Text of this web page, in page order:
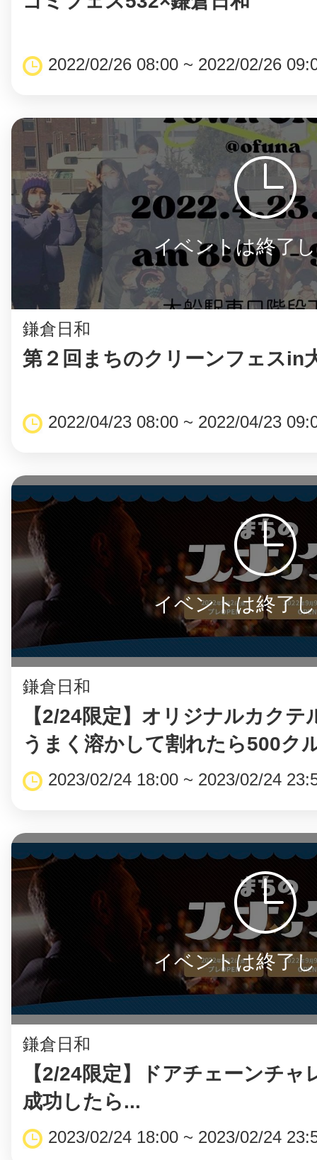
2022/02/26 08:00 ~ 2022/02/26
イベントは終了
鎌倉日和
第２回まちのクリーンフェスin
2022/04/23 08:00 ~ 2022/04/23
イベントは終了
鎌倉日和
【2/24限定】オリジナルカクテ
うまく溶かして割れたら500ク
2023/02/24 18:00 ~ 2023/02/24
イベントは終了
鎌倉日和
【2/24限定】ドアチェーンチャ
成功したら...
2023/02/24 18:00 ~ 2023/02/24
まちのコイン
お知らせ
ヘルプ
お問い合わせ
プライバシーポ
©︎ KAYAC Inc.All